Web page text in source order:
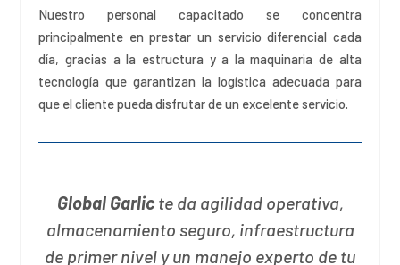
Nuestro personal capacitado se concentra
principalmente en prestar un servicio diferencial cada
día, gracias a la estructura y a la maquinaria de alta
tecnología que garantizan la logística adecuada para
que el cliente pueda disfrutar de un excelente servicio.
Global Garlicte da agilidad operativa,
almacenamiento seguro, infraestructura
de primer nivel y un manejo experto de tu